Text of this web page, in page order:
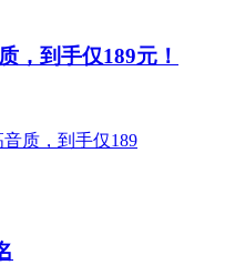
，到手仅189元！